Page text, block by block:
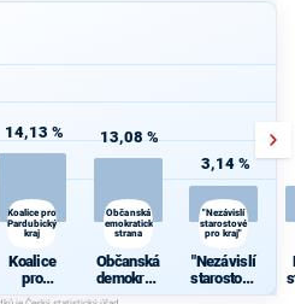
14,13 %
Koalice pro
Pardubický
kraj
Koalice
pro
Pardubick
13,08 %
Občanská
demokratická
strana
Občanská
demokrati
cká strana
3,14 %
"Nezávislí
starostové
pro kraj"
"Nezávislí
starostové
pro kraj"